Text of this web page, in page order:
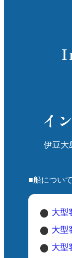
イ
伊豆大
■船について
大型
大型
大型